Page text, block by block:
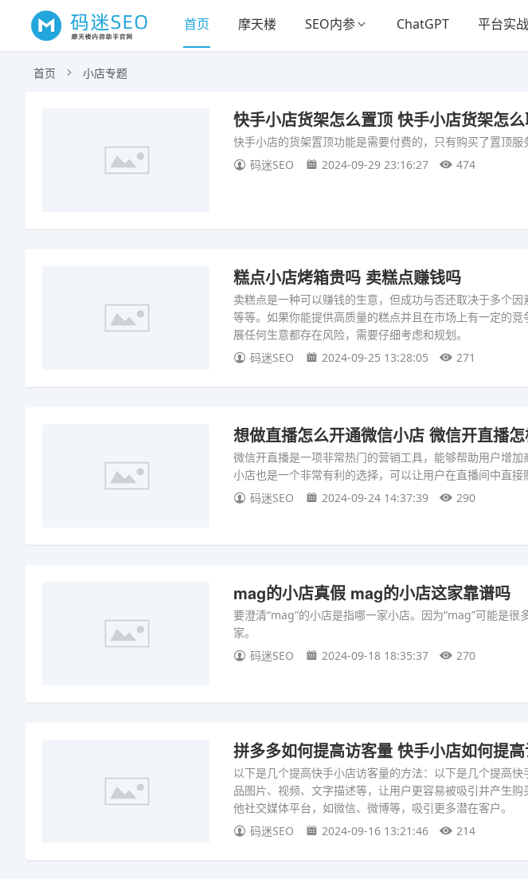
首页 摩天楼 SEO内参 ChatGPT 平台实战
首页 小店专题
快手小店货架怎么置顶 快手小店货架怎
快手小店的货架置顶功能是需要付费的，只有购买了置顶服
码迷SEO
2024-09-29 23:16:27 474
糕点小店烤箱贵吗 卖糕点赚钱吗
卖糕点是一种可以赚钱的生意，但成功与否还取决于多个
等等。如果你能提供高质量的糕点并且在市场上有一定的
展任何生意都存在风险，需要仔细考虑和规划。
码迷SEO
2024-09-25 13:28:05 271
想做直播怎么开通微信小店 微信开直播
微信开直播是一项非常热门的营销工具，能够帮助用户增
小店也是一个非常有利的选择，可以让用户在直播间中直接
码迷SEO
2024-09-24 14:37:39 290
mag的小店真假 mag的小店这家靠谱吗
要澄清“mag”的小店是指哪一家小店。因为“mag”可能是
家。
码迷SEO
2024-09-18 18:35:37 270
拼多多如何提高访客量 快手小店如何提
以下是几个提高快手小店访客量的方法：以下是几个提高
品图片、视频、文字描述等，让用户更容易被吸引并产生
他社交媒体平台，如微信、微博等，吸引更多潜在客户。
码迷SEO
2024-09-16 13:21:46 214